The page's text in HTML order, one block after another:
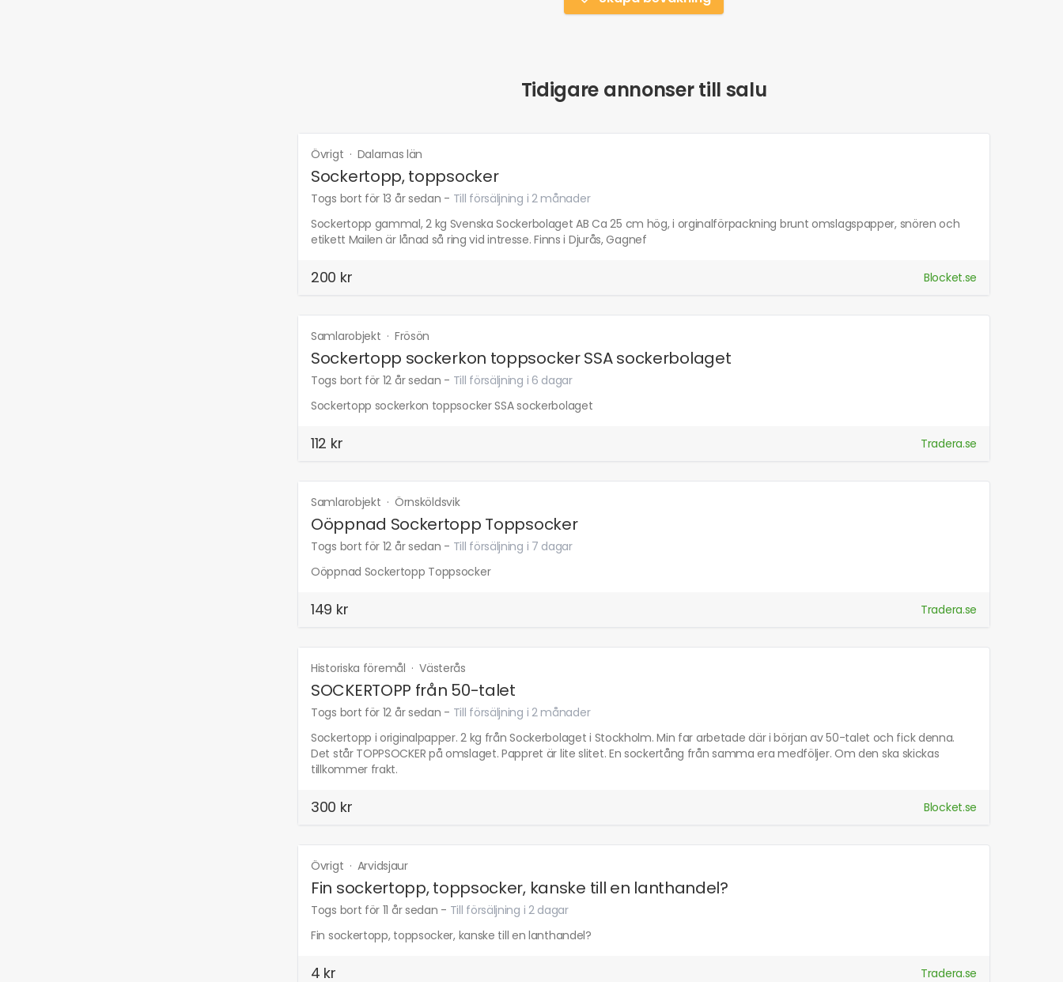
Tidigare annonser till salu
Övrigt · Dalarnas län
Sockertopp, toppsocker
Togs bort för 13 år sedan - Till försäljning i 2 månader
Sockertopp gammal, 2 kg Svenska Sockerbolaget AB Ca 25 cm hög, i orginalförpackning brunt omslagspapper, snören och
etikett Mailen är lånad så ring vid intresse. Finns i Djurås, Gagnef
200 kr Blocket.se
Samlarobjekt · Frösön
Sockertopp sockerkon toppsocker SSA sockerbolaget
Togs bort för 12 år sedan - Till försäljning i 6 dagar
Sockertopp sockerkon toppsocker SSA sockerbolaget
112 kr Tradera.se
Samlarobjekt · Örnsköldsvik
Oöppnad Sockertopp Toppsocker
Togs bort för 12 år sedan - Till försäljning i 7 dagar
Oöppnad Sockertopp Toppsocker
149 kr Tradera.se
Historiska föremål ·Västerås
SOCKERTOPP från 50-talet
Togs bort för 12 år sedan - Till försäljning i 2 månader
Sockertopp i originalpapper. 2 kg från Sockerbolaget i Stockholm. Min far arbetade där i början av 50-talet och fick denna.
Det står TOPPSOCKER på omslaget. Pappret är lite slitet. En sockertång från samma era medföljer. Om den ska skickas
tillkommer frakt.
300 kr Blocket.se
Övrigt · Arvidsjaur
Fin sockertopp, toppsocker, kanske till en lanthandel?
Togs bort för 11 år sedan - Till försäljning i 2 dagar
Fin sockertopp, toppsocker, kanske till en lanthandel?
4 kr Tradera.se